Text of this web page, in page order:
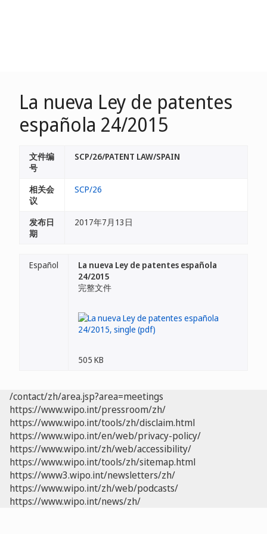
La nueva Ley de patentes
española 24/2015
文件编
号
SCP/26/PATENT LAW/SPAIN
相关会
议
SCP/26
发布日
期
2017年7月13日
Español
La nueva Ley de patentes española
24/2015
完整文件
505 KB
/contact/zh/area.jsp?area=meetings
https://www.wipo.int/pressroom/zh/
https://www.wipo.int/tools/zh/disclaim.html
https://www.wipo.int/en/web/privacy-policy/
https://www.wipo.int/zh/web/accessibility/
https://www.wipo.int/tools/zh/sitemap.html
https://www3.wipo.int/newsletters/zh/
https://www.wipo.int/zh/web/podcasts/
https://www.wipo.int/news/zh/